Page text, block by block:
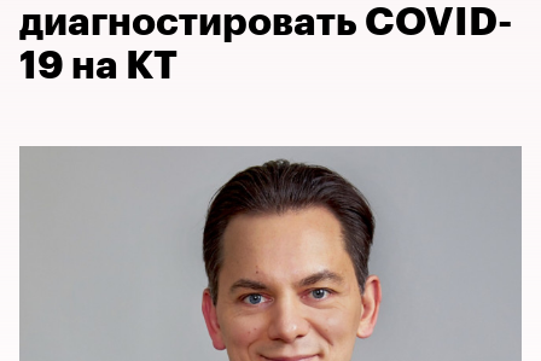
диагностировать COVID-
19 на КТ